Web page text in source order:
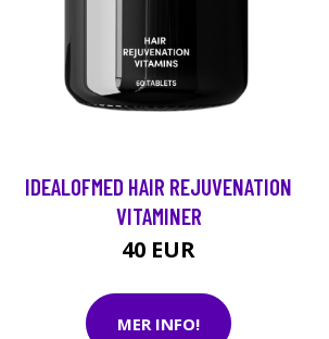
IDEALOFMED HAIR REJUVENATION
VITAMINER
40 EUR
MER INFO!